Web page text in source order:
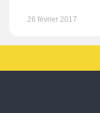
26 février 2017